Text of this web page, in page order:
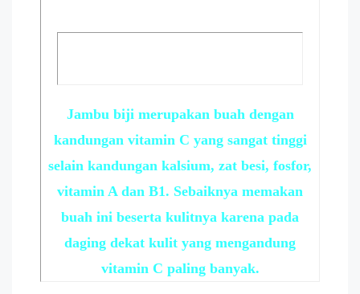
Jambu biji merupakan buah dengan
kandungan vitamin C yang sangat tinggi
selain kandungan kalsium, zat besi, fosfor,
vitamin A dan B1. Sebaiknya memakan
buah ini beserta kulitnya karena pada
daging dekat kulit yang mengandung
vitamin C paling banyak.